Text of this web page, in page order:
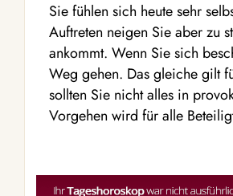
Sie fühlen sich heute sehr
Auftreten neigen Sie aber zu
ankommt. Wenn Sie sich
Weg gehen. Das gleiche gilt
sollten Sie nicht alles in
Vorgehen wird für alle